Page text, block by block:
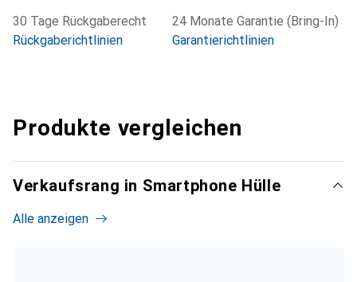
30 Tage Rückgaberecht
Rückgaberichtlinien
24 Monate Garantie (Bring-In)
Garantierichtlinien
Produkte vergleichen
Verkaufsrang in Smartphone Hülle
Alle anzeigen